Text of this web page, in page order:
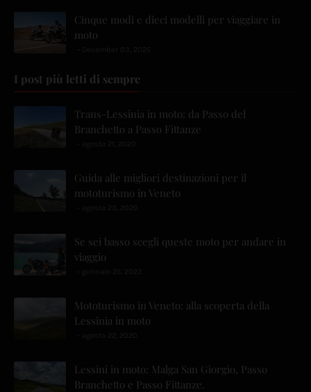
Cinque modi e dieci modelli per viaggiare in
moto
I post più letti di sempre
Trans-Lessinia in moto: da Passo del
Branchetto a Passo Fittanze
Guida alle migliori destinazioni per il
mototurismo in Veneto
Se sei basso scegli queste moto per andare in
viaggio
Mototurismo in Veneto: alla scoperta della
Lessinia in moto
Lessini in moto: Malga San Giorgio, Passo
Branchetto e Passo Fittanze.